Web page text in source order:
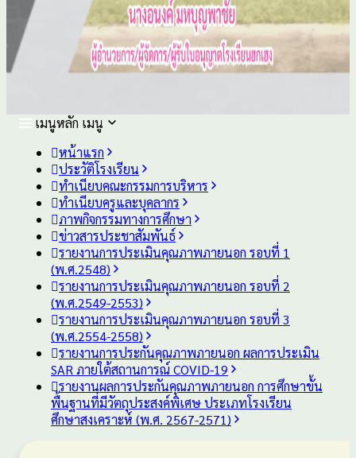
เมนูหลัก เมนู
หน้าแรก
ประวัติโรงเรียน
ทำเนียบคณะกรรมการบริหาร
ทำเนียบครูและบุคลากร
ภาพกิจกรรมทางการศึกษา
ข่าวสารประชาสัมพันธ์
รายงานการประเมินคุณภาพภายนอก รอบ⁠ที่ 1
(พ.ศ.2548)
รายงานการประเมินคุณภาพภายนอก รอบ⁠ที่ 2
(พ.ศ.2549-2553)
รายงานการประเมินคุณภาพภายนอก รอบ⁠ที่ 3
(พ.ศ.2554-2558)
รายงานการประกันคุณภาพภายนอก ผลการประเมิน
SAR ภายใต้สถานการณ์ COVID-19
รายงานผลการประกันคุณภาพภายนอก การศึกษาขั้น
พื้นฐานที่มีวัตถุประสงค์พิเศษประเภทโรงเรียน
ศึกษาสงเคราะห์ (พ.ศ. 2567-2571)